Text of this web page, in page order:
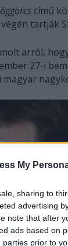
My
sharing to
advertising
note that after
ads based on
prior to
című
tartják
arról,
27-i